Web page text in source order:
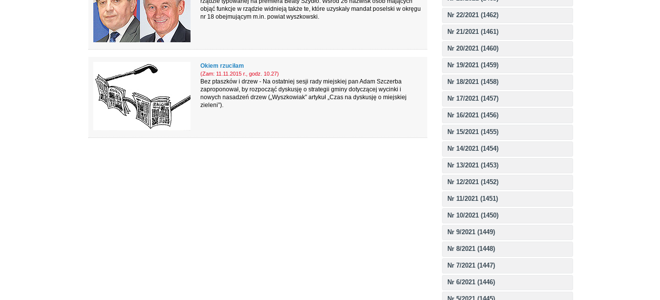
Nr 22/2021 (1462)
Nr 21/2021 (1461)
Nr 20/2021 (1460)
Nr 19/2021 (1459)
Nr 18/2021 (1458)
Nr 17/2021 (1457)
Nr 16/2021 (1456)
Nr 15/2021 (1455)
Nr 14/2021 (1454)
Nr 13/2021 (1453)
Nr 12/2021 (1452)
Nr 11/2021 (1451)
Nr 10/2021 (1450)
Nr 9/2021 (1449)
Nr 8/2021 (1448)
Nr 7/2021 (1447)
Nr 6/2021 (1446)
objąć funkcje w rządzie widnieją także te, które uzyskały mandat poselski w okręgu
nr 18 obejmującym m.in. powiat wyszkowski.
Okiem rzuciłam
(Zam: 11.11.2015 r., godz. 10.27)
Bez ptaszków i drzew - Na ostatniej sesji rady miejskiej pan Adam Szczerba
zaproponował, by rozpocząć dyskusję o strategii gminy dotyczącej wycinki i
nowych nasadzeń drzew („Wyszkowiak” artykuł „Czas na dyskusję o miejskiej
zieleni”).